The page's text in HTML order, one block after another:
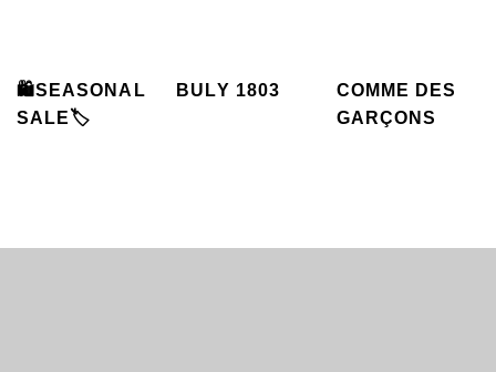
🛍️SEASONAL
SALE🏷️
BULY 1803
COMME DES
GARÇONS